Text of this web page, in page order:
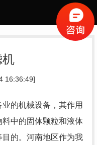
机
16:36:49]
的机械设备，其作用
中的固体颗粒和液体
的。河南地区作为我